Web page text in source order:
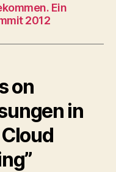
Ein
2012
on
in